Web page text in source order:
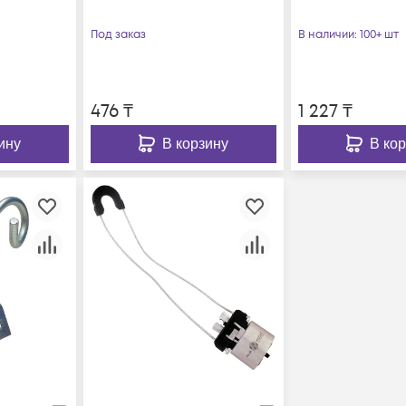
Под заказ
476₸
В корзину
В наличии: 100+ шт
1 227₸
В